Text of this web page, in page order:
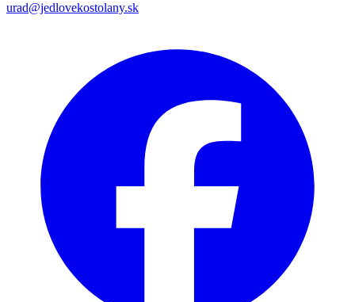
urad@jedlovekostolany.sk